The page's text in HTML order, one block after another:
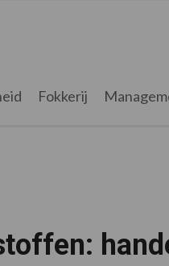
Fokkerij